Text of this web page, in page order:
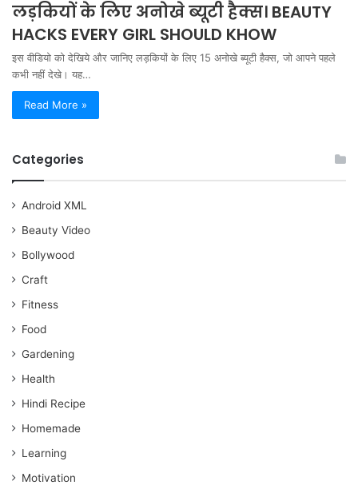
लड़कियों के लिए अनोखे ब्यूटी हैक्स। BEAUTY
HACKS EVERY GIRL SHOULD KHOW
इस वीडियो को देखिये और जानिए लड़कियों के लिए 15 अनोखे ब्यूटी हैक्स, जो आपने पहले
कभी नहीं देखे। यह…
Read More »
Categories
Android XML
Beauty Video
Bollywood
Craft
Fitness
Food
Gardening
Health
Hindi Recipe
Homemade
Learning
Motivation